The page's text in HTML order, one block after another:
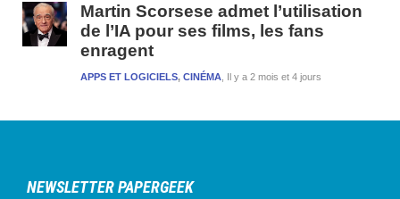
Martin Scorsese admet l’utilisation
de l’IA pour ses films, les fans
enragent
Il y a 2 mois et 4 jours
APPS ET LOGICIELS, CINÉMA
NEWSLETTER PAPERGEEK